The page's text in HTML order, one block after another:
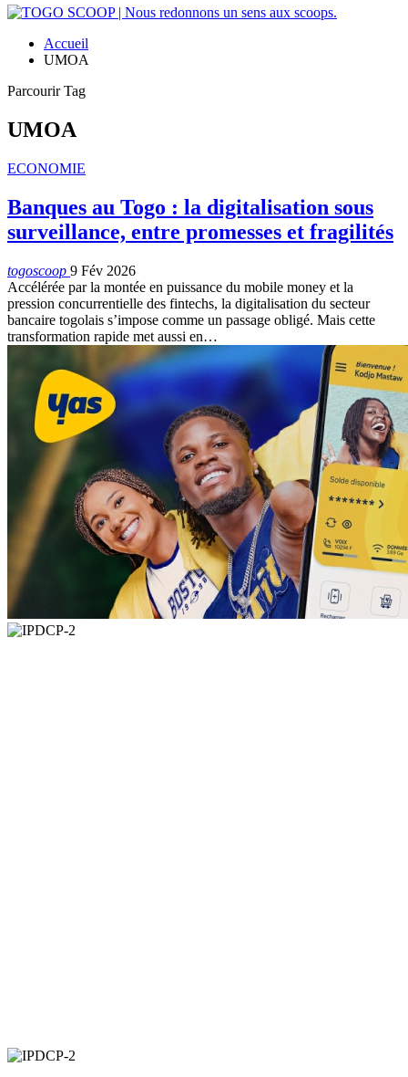
Accueil
UMOA
Parcourir Tag
UMOA
ECONOMIE
Banques au Togo : la digitalisation sous
surveillance, entre promesses et fragilités
togoscoop 9 Fév 2026
Accélérée par la montée en puissance du mobile money et la
pression concurrentielle des fintechs, la digitalisation du secteur
bancaire togolais s’impose comme un passage obligé. Mais cette
transformation rapide met aussi en…